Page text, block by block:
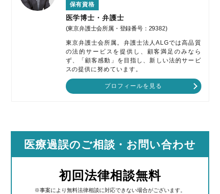
保有資格
医学博士・弁護士
(東京弁護士会所属・登録番号：29382)
東京弁護士会所属。弁護士法人ALGでは高品質
の法的サービスを提供し、顧客満足のみなら
ず、「顧客感動」を目指し、新しい法的サービ
スの提供に努めています。
プロフィールを見る
医療過誤のご相談 ・お問い合わせ
初回法律相談無料
※事案により無料法律相談に対応できない場合がございます。